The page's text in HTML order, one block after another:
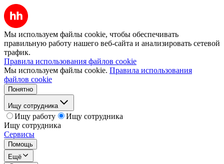
Мы используем файлы cookie, чтобы обеспечивать
правильную работу нашего веб-сайта и анализировать сетевой
трафик.
Правила использования файлов cookie
Мы используем файлы cookie. Правила использования
файлов cookie
Понятно
Ищу сотрудника
Ищу работу
Ищу сотрудника
Ищу сотрудника
Сервисы
Помощь
Ещё